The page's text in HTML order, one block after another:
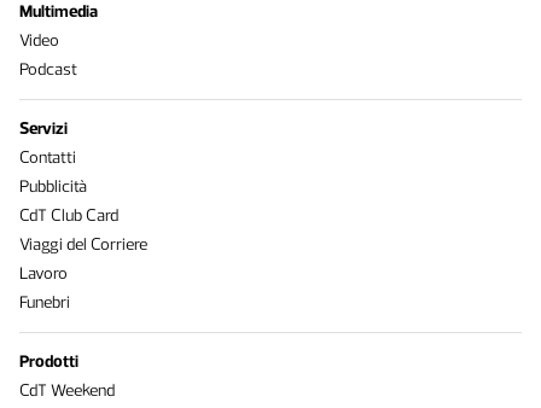
Multimedia
Video
Podcast
Servizi
Contatti
Pubblicità
CdT Club Card
Viaggi del Corriere
Lavoro
Funebri
Prodotti
CdT Weekend